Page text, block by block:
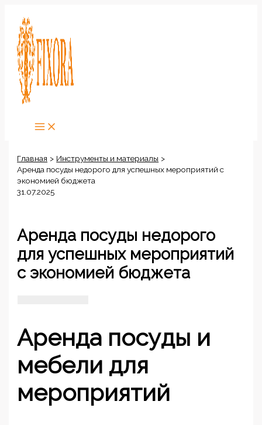
содержимому
Главная
Инструменты и материалы
Аренда посуды недорого для успешных мероприятий с
экономией бюджета
31.07.2025
Аренда посуды недорого
для успешных мероприятий
с экономией бюджета
Аренда посуды и
мебели для
мероприятий